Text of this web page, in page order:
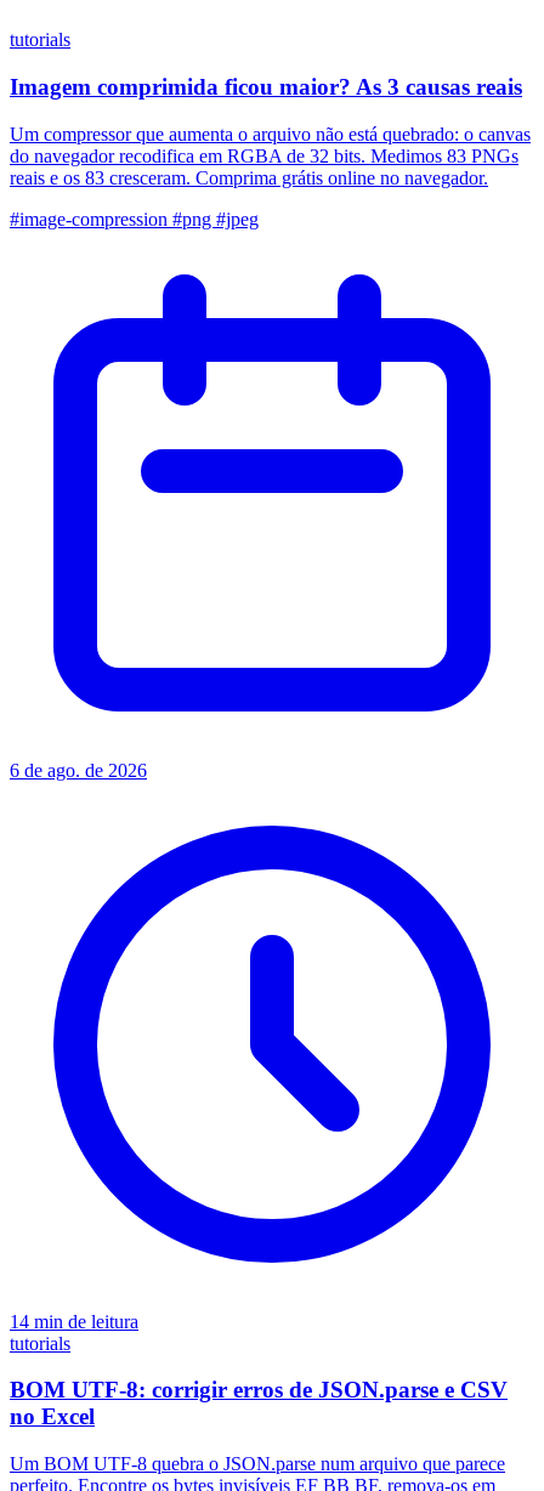
tutorials
Imagem comprimida ficou maior? As 3 causas reais
Um compressor que aumenta o arquivo não está quebrado: o canvas
do navegador recodifica em RGBA de 32 bits. Medimos 83 PNGs
reais e os 83 cresceram. Comprima grátis online no navegador.
#image-compression #png #jpeg
6 de ago. de 2026
14 min de leitura
tutorials
BOM UTF-8: corrigir erros de JSON.parse e CSV
no Excel
Um BOM UTF-8 quebra o JSON.parse num arquivo que parece
perfeito. Encontre os bytes invisíveis EF BB BF, remova-os em